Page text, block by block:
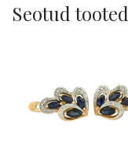
Seotud tooted